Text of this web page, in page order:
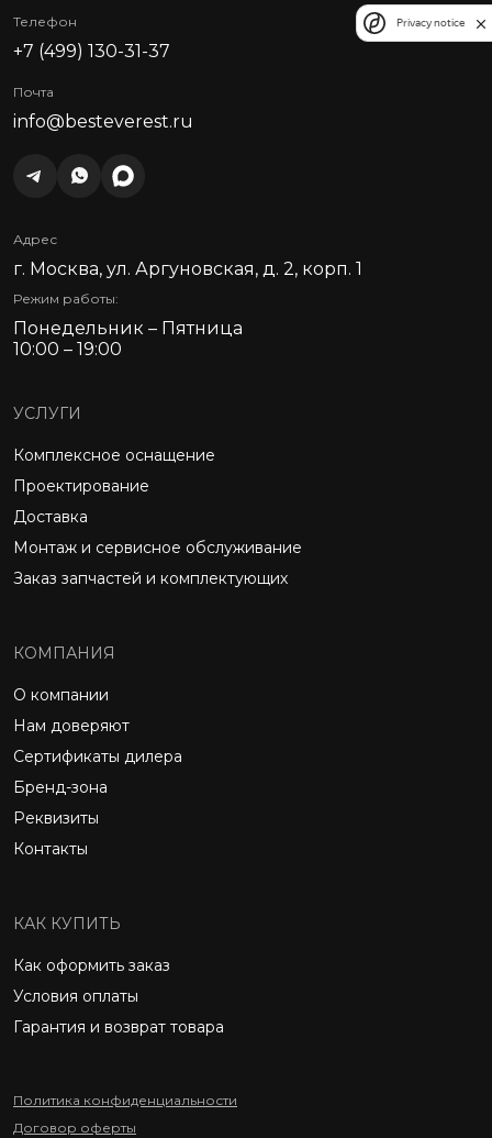
Телефон
+7 (499) 130-31-37
Почта
info@besteverest.ru
Адрес
г. Москва, ул. Аргуновская, д. 2, корп. 1
Режим работы:
Понедельник – Пятница
10:00 – 19:00
УСЛУГИ
Комплексное оснащение
Проектирование
Доставка
Монтаж и сервисное обслуживание
Заказ запчастей и комплектующих
КОМПАНИЯ
О компании
Нам доверяют
Сертификаты дилера
Бренд-зона
Реквизиты
Контакты
КАК КУПИТЬ
Как оформить заказ
Условия оплаты
Гарантия и возврат товара
Политика конфиденциальности
Договор оферты
Privacy notice